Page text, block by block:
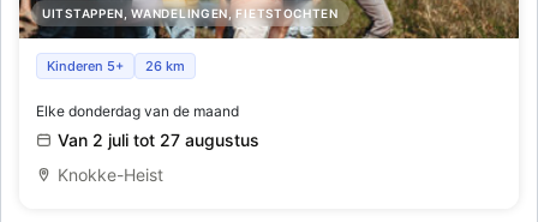
UITSTAPPEN, WANDELINGEN, FIETSTOCHTEN
Gezinswandelingen in het Zwin
Kinderen 5+ 26 km
Elke donderdag van de maand
Van 2 juli tot 27 augustus
Knokke-Heist